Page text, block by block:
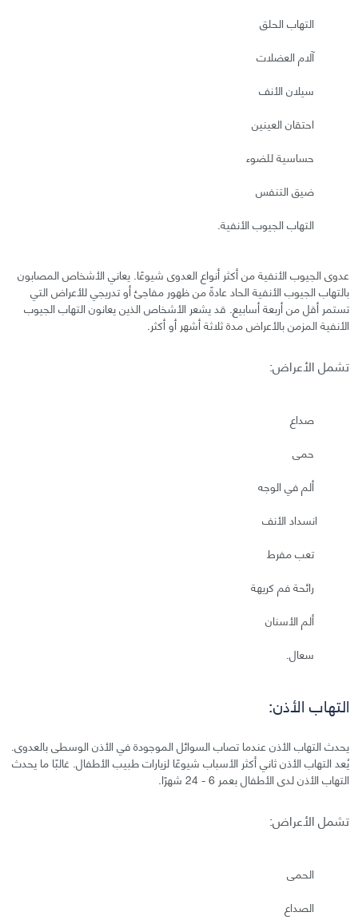
التهاب الحلق
آلام العضلات
سيلان الأنف
احتقان العينين
حساسية للضوء
ضيق التنفس
التهاب الجيوب الأنفية.
عدوى الجيوب الأنفية من أكثر أنواع العدوى شيوعًا. يعاني الأشخاص المصابون
بالتهاب الجيوب الأنفية الحاد عادةً من ظهور مفاجئ أو تدريجي للأعراض التي
تستمر أقل من أربعة أسابيع. قد يشعر الأشخاص الذين يعانون التهاب الجيوب
الأنفية المزمن بالأعراض مدة ثلاثة أشهر أو أكثر.
تشمل الأعراض:
صداع
حمى
ألم في الوجه
انسداد الأنف
تعب مفرط
رائحة فم كريهة
ألم الأسنان
سعال.
التهاب الأذن:
يحدث التهاب الأذن عندما تصاب السوائل الموجودة في الأذن الوسطى بالعدوى.
يُعد التهاب الأذن ثاني أكثر الأسباب شيوعًا لزيارات طبيب الأطفال. غالبًا ما يحدث
التهاب الأذن لدى الأطفال بعمر 6 - 24 شهرًا.
تشمل الأعراض:
الحمى
الصداع